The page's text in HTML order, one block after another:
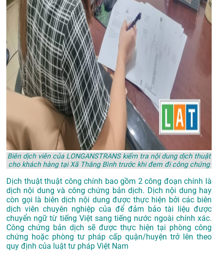
Biên dịch viên của LONGANSTRANS kiểm tra nội dung dịch thuật
cho khách hàng tại Xã Thăng Bình trước khi đem đi công chứng
Dịch thuật thuật công chính bao gồm 2 công đoạn chính là
dịch nội dung và công chứng bản dịch. Dịch nội dung hay
còn gọi là biên dịch nội dung được thực hiện bởi các biên
dịch viên chuyên nghiệp của để đảm bảo tài liệu được
chuyển ngữ từ tiếng Việt sang tiếng nước ngoài chính xác.
Công chứng bản dịch sẽ được thực hiện tại phòng công
chứng hoặc phòng tư pháp cấp quận/huyện trở lên theo
quy định của luật tư pháp Việt Nam